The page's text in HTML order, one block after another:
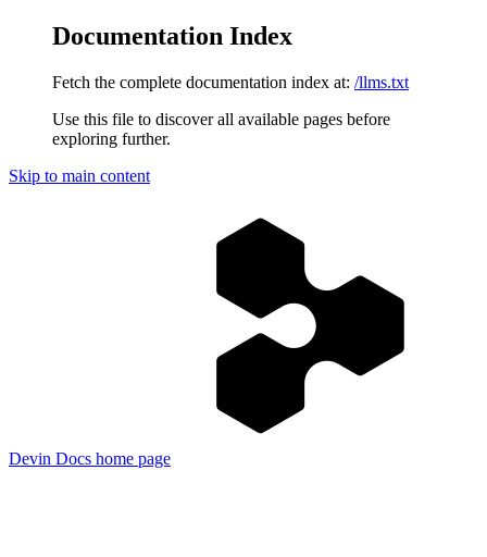
Documentation Index
Fetch the complete documentation index at: /llms.txt
Use this file to discover all available pages before
exploring further.
Skip to main content
Devin Docs home page